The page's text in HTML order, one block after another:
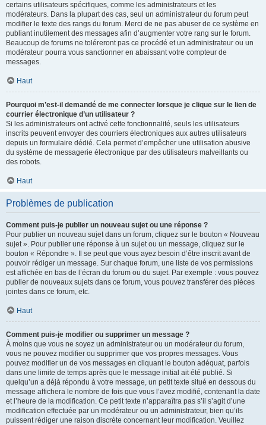
certains utilisateurs spécifiques, comme les administrateurs et les
modérateurs. Dans la plupart des cas, seul un administrateur du forum peut
modifier le texte des rangs du forum. Merci de ne pas abuser de ce système en
publiant inutilement des messages afin d’augmenter votre rang sur le forum.
Beaucoup de forums ne toléreront pas ce procédé et un administrateur ou un
modérateur pourra vous sanctionner en abaissant votre compteur de
messages.
Haut
Pourquoi m’est-il demandé de me connecter lorsque je clique sur le lien de
courrier électronique d’un utilisateur ?
Si les administrateurs ont activé cette fonctionnalité, seuls les utilisateurs
inscrits peuvent envoyer des courriers électroniques aux autres utilisateurs
depuis un formulaire dédié. Cela permet d’empêcher une utilisation abusive
du système de messagerie électronique par des utilisateurs malveillants ou
des robots.
Haut
Problèmes de publication
Comment puis-je publier un nouveau sujet ou une réponse ?
Pour publier un nouveau sujet dans un forum, cliquez sur le bouton « Nouveau
sujet ». Pour publier une réponse à un sujet ou un message, cliquez sur le
bouton « Répondre ». Il se peut que vous ayez besoin d’être inscrit avant de
pouvoir rédiger un message. Sur chaque forum, une liste de vos permissions
est affichée en bas de l’écran du forum ou du sujet. Par exemple : vous pouvez
publier de nouveaux sujets dans ce forum, vous pouvez transférer des pièces
jointes dans ce forum, etc.
Haut
Comment puis-je modifier ou supprimer un message ?
À moins que vous ne soyez un administrateur ou un modérateur du forum,
vous ne pouvez modifier ou supprimer que vos propres messages. Vous
pouvez modifier un de vos messages en cliquant le bouton adéquat, parfois
dans une limite de temps après que le message initial ait été publié. Si
quelqu’un a déjà répondu à votre message, un petit texte situé en dessous du
message affichera le nombre de fois que vous l’avez modifié, contenant la date
et l’heure de la modification. Ce petit texte n’apparaîtra pas s’il s’agit d’une
modification effectuée par un modérateur ou un administrateur, bien qu’ils
puissent rédiger une raison discrète concernant leur modification. Veuillez